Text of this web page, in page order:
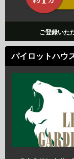
ご登録いた
パイロットハウ